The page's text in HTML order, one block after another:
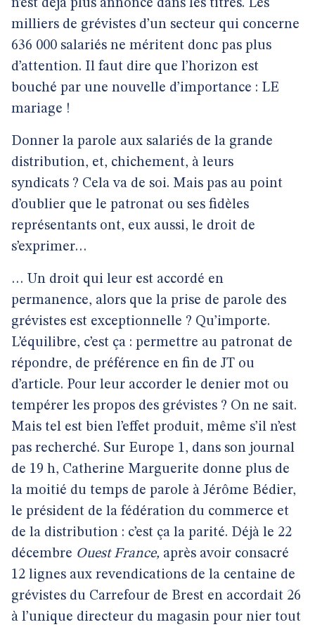
n’est déjà plus annoncé dans les titres. Les
milliers de grévistes d’un secteur qui concerne
636 000 salariés ne méritent donc pas plus
d’attention. Il faut dire que l’horizon est
bouché par une nouvelle d’importance : LE
mariage !
Donner la parole aux salariés de la grande
distribution, et, chichement, à leurs
syndicats ? Cela va de soi. Mais pas au point
d’oublier que le patronat ou ses fidèles
représentants ont, eux aussi, le droit de
s’exprimer…
… Un droit qui leur est accordé en
permanence, alors que la prise de parole des
grévistes est exceptionnelle ? Qu’importe.
L’équilibre, c’est ça : permettre au patronat de
répondre, de préférence en fin de JT ou
d’article. Pour leur accorder le denier mot ou
tempérer les propos des grévistes ? On ne sait.
Mais tel est bien l’effet produit, même s’il n’est
pas recherché. Sur Europe 1, dans son journal
de 19 h, Catherine Marguerite donne plus de
la moitié du temps de parole à Jérôme Bédier,
le président de la fédération du commerce et
de la distribution : c’est ça la parité. Déjà le 22
décembre Ouest France, après avoir consacré
12 lignes aux revendications de la centaine de
grévistes du Carrefour de Brest en accordait 26
à l’unique directeur du magasin pour nier tout